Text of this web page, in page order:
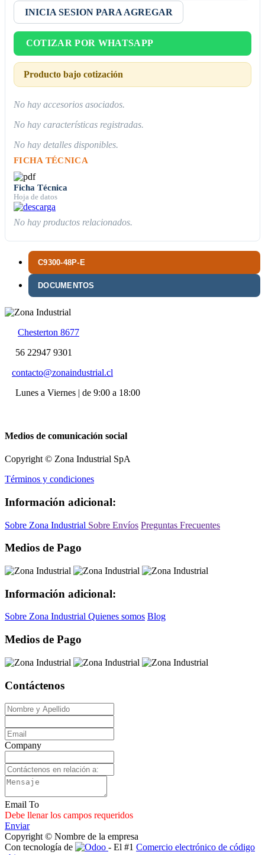
C9300-48P-E
DOCUMENTOS
INICIA SESION PARA AGREGAR
COTIZAR POR WHATSAPP
Producto bajo cotización
No hay accesorios asociados.
No hay características registradas.
No hay detalles disponibles.
FICHA TÉCNICA
Ficha Técnica
Hoja de datos
No hay productos relacionados.
Chesterton 8677
56 22947 9301
contacto@zonaindustrial.cl
Lunes a Viernes | de 9:00 a 18:00
Medios de comunicación social
Copyright © Zona Industrial SpA
Términos y condiciones
Información adicional:
Sobre Zona Industrial Sobre Envíos Preguntas Frecuentes
Medios de Pago
Información adicional:
Sobre Zona Industrial Quienes somos Blog
Medios de Pago
Contáctenos
Company
Email To
Debe llenar los campos requeridos
Enviar
Copyright © Nombre de la empresa
Con tecnología de
- El #1 Comercio electrónico de código